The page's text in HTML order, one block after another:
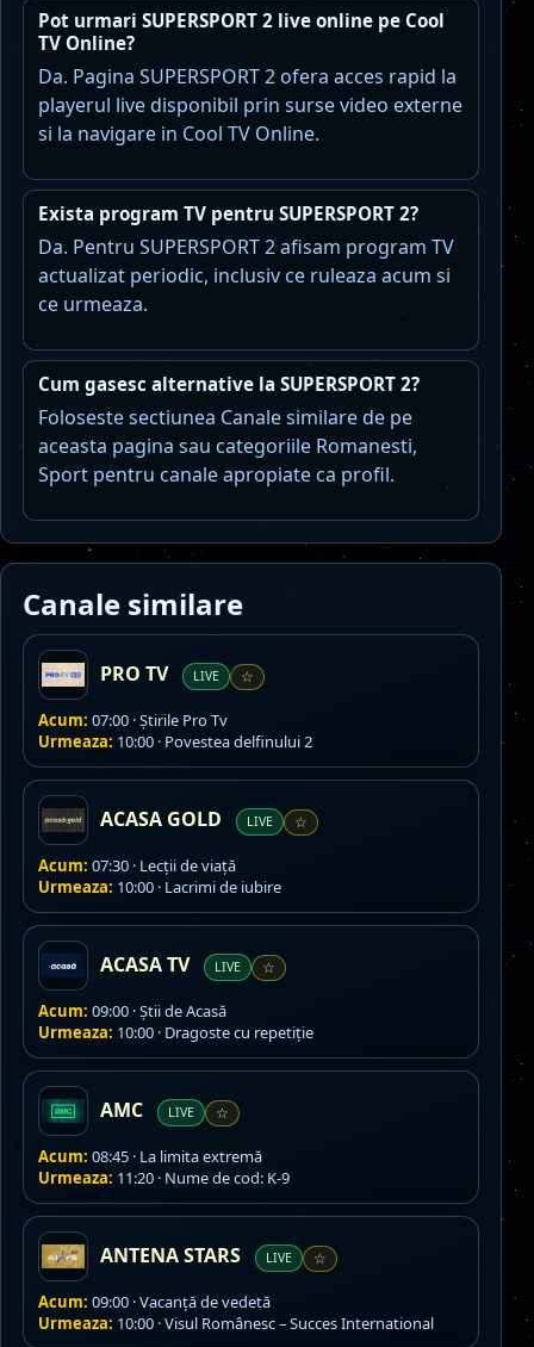
Pot urmari SUPERSPORT 2 live online pe Cool
TV Online?
Da. Pagina SUPERSPORT 2 ofera acces rapid la
playerul live disponibil prin surse video externe
si la navigare in Cool TV Online.
Exista program TV pentru SUPERSPORT 2?
Da. Pentru SUPERSPORT 2 afisam program TV
actualizat periodic, inclusiv ce ruleaza acum si
ce urmeaza.
Cum gasesc alternative la SUPERSPORT 2?
Foloseste sectiunea Canale similare de pe
aceasta pagina sau categoriile Romanesti,
Sport pentru canale apropiate ca profil.
Canale similare
PRO TV LIVE ☆
Acum: 07:00 · Ştirile Pro Tv
Urmeaza: 10:00 · Povestea delfinului 2
ACASA GOLD LIVE ☆
Acum: 07:30 · Lecţii de viaţă
Urmeaza: 10:00 · Lacrimi de iubire
ACASA TV LIVE ☆
Acum: 09:00 · Ştii de Acasă
Urmeaza: 10:00 · Dragoste cu repetiție
AMC LIVE ☆
Acum: 08:45 · La limita extremă
Urmeaza: 11:20 · Nume de cod: K-9
ANTENA STARS LIVE ☆
Acum: 09:00 · Vacanţă de vedetă
Urmeaza: 10:00 · Visul Românesc – Succes International